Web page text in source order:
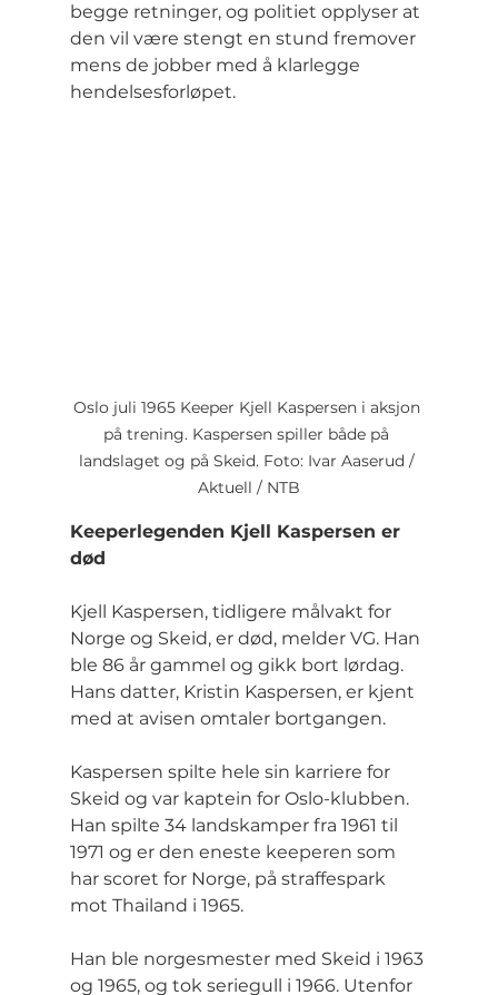
begge retninger, og politiet opplyser at
den vil være stengt en stund fremover
mens de jobber med å klarlegge
hendelsesforløpet.
Oslo juli 1965 Keeper Kjell Kaspersen i aksjon
på trening. Kaspersen spiller både på
landslaget og på Skeid. Foto: Ivar Aaserud /
Aktuell / NTB
Keeperlegenden Kjell Kaspersen er
død
Kjell Kaspersen, tidligere målvakt for
Norge og Skeid, er død, melder VG. Han
ble 86 år gammel og gikk bort lørdag.
Hans datter, Kristin Kaspersen, er kjent
med at avisen omtaler bortgangen.
Kaspersen spilte hele sin karriere for
Skeid og var kaptein for Oslo-klubben.
Han spilte 34 landskamper fra 1961 til
1971 og er den eneste keeperen som
har scoret for Norge, på straffespark
mot Thailand i 1965.
Han ble norgesmester med Skeid i 1963
og 1965, og tok seriegull i 1966. Utenfor